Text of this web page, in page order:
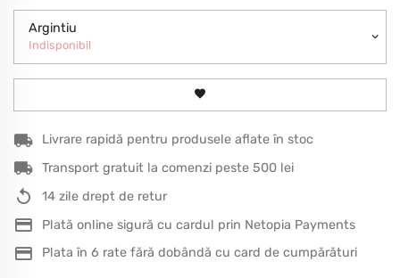
Argintiu
Indisponibil
Livrare rapidă pentru produsele aflate în stoc
Transport gratuit la comenzi peste 500 lei
14 zile drept de retur
Plată online sigură cu cardul prin Netopia Payments
Plata în 6 rate fără dobândă cu card de cumpărături